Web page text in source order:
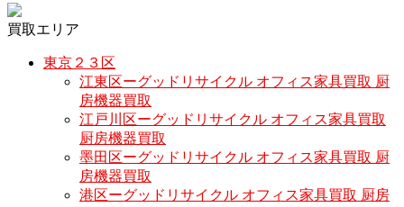
買取エリア
東京２３区
江東区ーグッドリサイクル オフィス家具買取 厨
房機器買取
江戸川区ーグッドリサイクル オフィス家具買取
厨房機器買取
墨田区ーグッドリサイクル オフィス家具買取 厨
房機器買取
港区ーグッドリサイクル オフィス家具買取 厨房